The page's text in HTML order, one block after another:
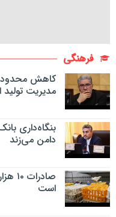
فرهنگی
کاهش
مدیریت
بنگاه‌داری
دامن می‌زند
است